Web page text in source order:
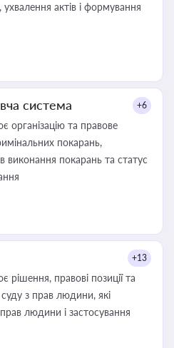
актів і формування
система +6
організацію та правове
покарань,
виконання покарань та статус
+13
рішення, правові позиції та
з прав людини, які
людини і застосування